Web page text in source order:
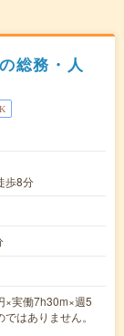
総務・人
歩8分
実働7h30m×週5
はありません。